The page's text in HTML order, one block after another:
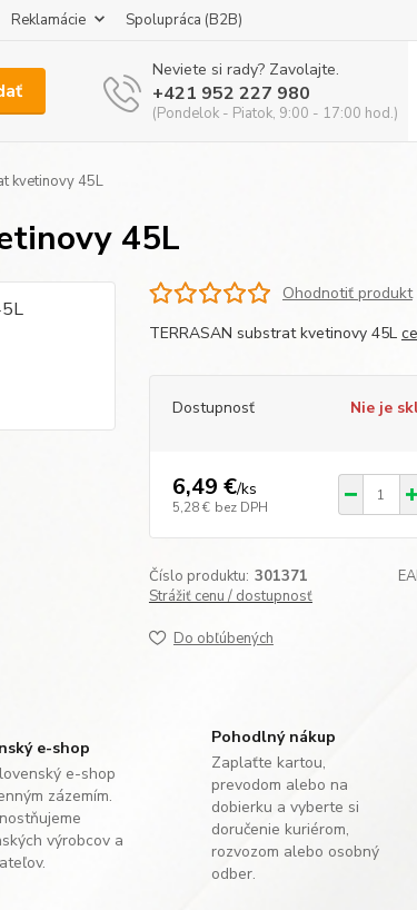
Reklamácie Spolupráca (B2B)
Neviete si rady? Zavolajte.
+421 952 227 980
(Pondelok - Piatok, 9:00 - 17:00 hod.)
kvetinovy 45L
45L
Ohodnotiť produkt
TERRASAN substrat kvetinovy 45L
Dostupnosť Nie je
6,49 €/ks
5,28 € bez DPH
Číslo produktu: 301371
Strážiť cenu / dostupnosť
Do obľúbených
e-shop
e-shop
zázemím.
výrobcov a
Pohodlný nákup
Zaplaťte kartou,
prevodom alebo na
dobierku a vyberte si
doručenie kuriérom,
rozvozom alebo osobný
odber.